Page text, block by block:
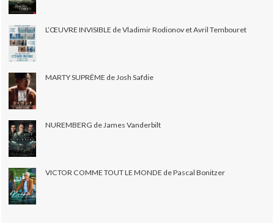
L’ŒUVRE INVISIBLE de Vladimir Rodionov et Avril Tembouret
MARTY SUPRÊME de Josh Safdie
NUREMBERG de James Vanderbilt
VICTOR COMME TOUT LE MONDE de Pascal Bonitzer